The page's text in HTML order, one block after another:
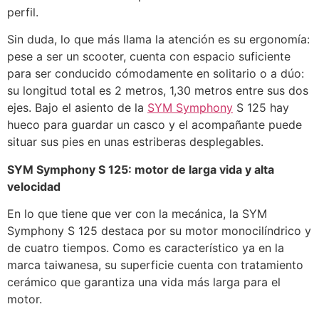
perfil.
Sin duda, lo que más llama la atención es su ergonomía:
pese a ser un scooter, cuenta con espacio suficiente
para ser conducido cómodamente en solitario o a dúo:
su longitud total es 2 metros, 1,30 metros entre sus dos
ejes. Bajo el asiento de la SYM Symphony S 125 hay
hueco para guardar un casco y el acompañante puede
situar sus pies en unas estriberas desplegables.
SYM Symphony S 125: motor de larga vida y alta
velocidad
En lo que tiene que ver con la mecánica, la SYM
Symphony S 125 destaca por su motor monocilíndrico y
de cuatro tiempos. Como es característico ya en la
marca taiwanesa, su superficie cuenta con tratamiento
cerámico que garantiza una vida más larga para el
motor.